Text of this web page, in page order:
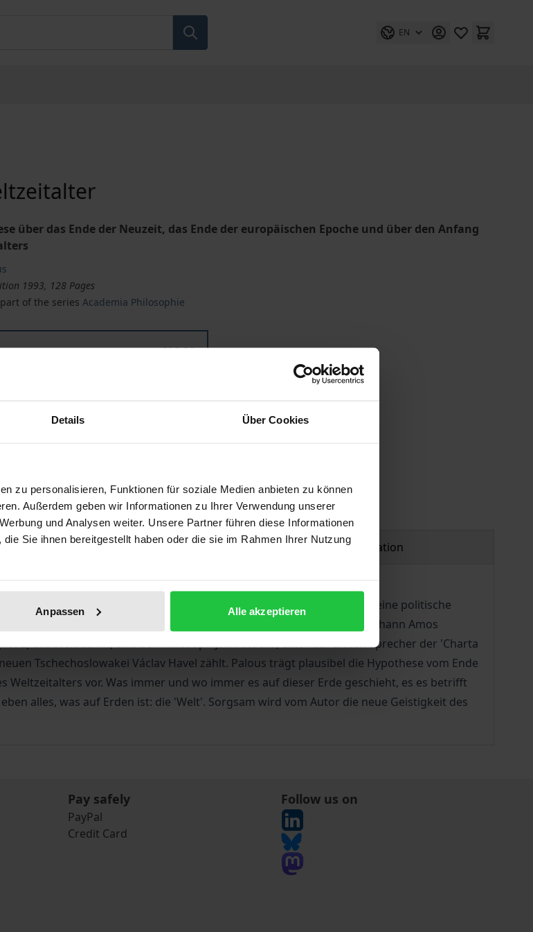
Details Über Cookies
zu personalisieren, Funktionen für soziale Medien anbieten zu können
Außerdem geben wir Informationen zu Ihrer Verwendung unserer
und Analysen weiter. Unsere Partner führen diese Informationen
Sie ihnen bereitgestellt haben oder die sie im Rahmen Ihrer Nutzung
Anpassen Alle akzeptieren
EN
über das Ende der Neuzeit, das Ende der europäischen Epoche und über den Anfang
1993, 128 Pages
of the seriesAcademia Philosophie
€16.50
data Product safety information
der Karls-Universität zu Prag nach dem Umbruch vom Jahre 1989. Seine politische
Heimat das christliche Bekenntnis . Seine 'Paten', seine Lehrer, sind Johann Amos
alle Welt denkt, und der Philosoph Jan Patocka, einer der ersten Sprecher der 'Charta
Tschechoslowakei Václav Havel zählt. Palous trägt plausibel die Hypothese vom Ende
Weltzeitalters vor. Was immer und wo immer es auf dieser Erde geschieht, es es betrifft
alles, was auf Erden ist: die 'Welt'. Sorgsam wird vom Autor die neue Geistigkeit des
Pay safely
PayPal
Credit Card
Follow us on